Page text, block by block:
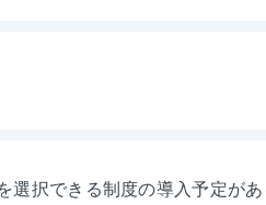
選択できる制度の導入予定があ